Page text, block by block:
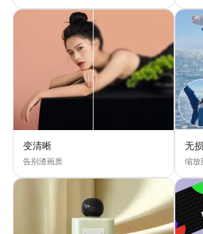
变清晰
告别渣画质
无
缩放